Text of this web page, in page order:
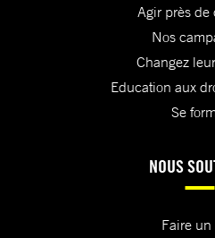
Agir près de
Nos
Changez
Education aux
Se
NOUS
Faire un